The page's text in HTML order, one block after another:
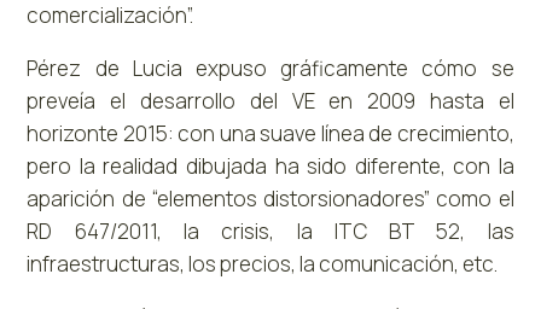
comercialización”.
Pérez de Lucia expuso gráficamente cómo se
preveía el desarrollo del VE en 2009 hasta el
horizonte 2015: con una suave línea de crecimiento,
pero la realidad dibujada ha sido diferente, con la
aparición de “elementos distorsionadores” como el
RD 647/2011, la crisis, la ITC BT 52, las
infraestructuras, los precios, la comunicación, etc.